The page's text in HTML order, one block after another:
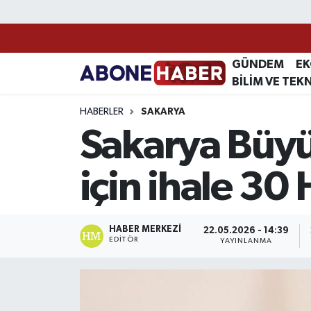
GÜNDEM
BİLİM VE
HABERLER SAKARYA
Sakarya
için ihale 30
HABER MERKEZI
EDITÖR
22.05.2026 - 14:39
YAYINLANMA
Yazarlar
Bilim ve Teknoloji
Nöbetçi Eczaneler
Süper Lig Puan Durumu ve Fikstür
Tüm Manşetler
Son Dakika Haberleri